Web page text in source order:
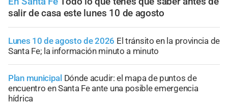
salir de casa este lunes 10 de agosto
Lunes 10 de agosto de 2026 El tránsito en la provincia de
Santa Fe; la información minuto a minuto
Plan municipal Dónde acudir: el mapa de puntos de
encuentro en Santa Fe ante una posible emergencia
hídrica